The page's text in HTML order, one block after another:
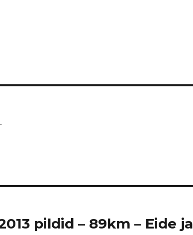
.
pildid – 89km – Eide ja